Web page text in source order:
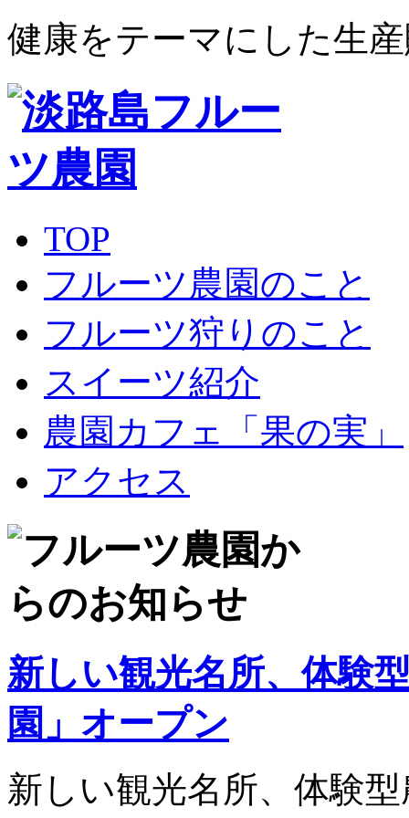
健康をテーマにした生
TOP
フルーツ農園のこと
フルーツ狩りのこと
スイーツ紹介
農園カフェ「果の実」
アクセス
新しい観光名所、体験
園」オープン
新しい観光名所、体験